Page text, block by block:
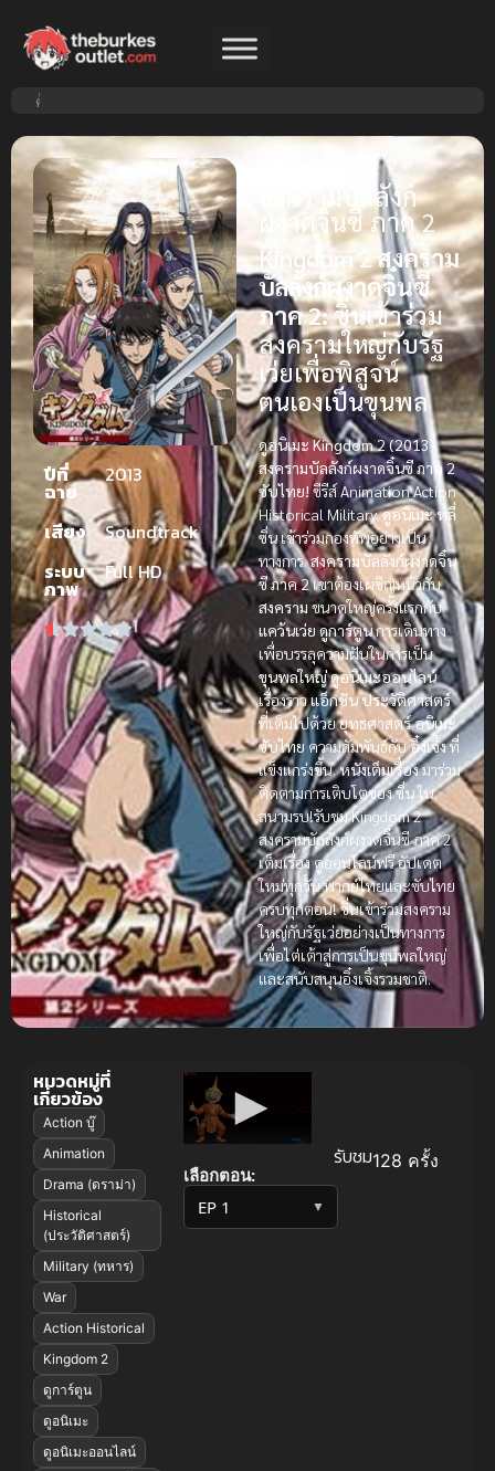
ปีที่
ฉาย
2013
เสียง
Soundtrack
ระบบ
ภาพ
Full HD
1
สงครามบัลลังก์
ผงาดจิ๋นซี ภาค 2
Kingdom 2สงคราม
บัลลังก์ผงาดจิ๋นซี
ภาค 2:ซิ่นเข้าร่วม
สงครามใหญ่กับรัฐ
เว่ยเพื่อพิสูจน์
ตนเองเป็นขุนพล
ดูอนิเมะ Kingdom 2 (2013)
สงครามบัลลังก์ผงาดจิ๋นซี ภาค 2
ซับไทย!ซีรีส์ Animation Action
Historical Military.ดูอนิเมะหลี่
ซิ่นเข้าร่วมกองทัพอย่างเป็น
ทางการ.สงครามบัลลังก์ผงาดจิ๋น
ซี ภาค 2เขาต้องเผชิญหน้ากับ
สงคราม ขนาดใหญ่ครั้งแรกกับ
แคว้นเว่ย ดูการ์ตูนการเดินทาง
เพื่อบรรลุความฝันในการเป็น
ขุนพลใหญ่ดูอนิเมะออนไลน์
เรื่องราวแอ็กชันประวัติศาสตร์
ที่เต็มไปด้วยยุทธศาสตร์อนิเมะ
ซับไทยความสัมพันธ์กับอิ๋งเจิ้งที่
แข็งแกร่งขึ้น.หนังเต็มเรื่องมาร่วม
ติดตามการเติบโตของซิ่นใน
สนามรบ!รับชม Kingdom 2
สงครามบัลลังก์ผงาดจิ๋นซี ภาค 2
เต็มเรื่อง ดูออนไลน์ฟรี อัปเดต
ใหม่ทุกวัน พากย์ไทยและซับไทย
ครบทุกตอน! ซิ่นเข้าร่วมสงคราม
ใหญ่กับรัฐเว่ยอย่างเป็นทางการ
เพื่อไต่เต้าสู่การเป็นขุนพลใหญ่
และสนับสนุนอิ๋งเจิ้งรวมชาติ.
เลือกตอน:
▼
รับชม128 ครั้ง
หมวดหมู่ที่
เกี่ยวข้อง
Action บู๊
Animation
Drama (ดราม่า)
Historical
(ประวัติศาสตร์)
Military (ทหาร)
War
Action Historical
Kingdom 2
ดูการ์ตูน
ดูอนิเมะ
ดูอนิเมะออนไลน์